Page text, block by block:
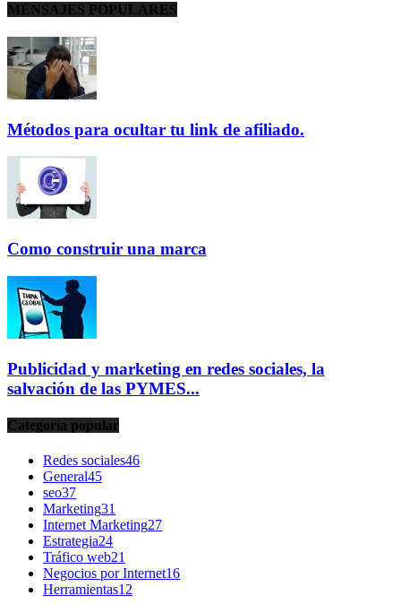
MENSAJES POPULARES
Métodos para ocultar tu link de afiliado.
Como construir una marca
Publicidad y marketing en redes sociales, la
salvación de las PYMES...
Categoría popular
Redes sociales46
General45
seo37
Marketing31
Internet Marketing27
Estrategia24
Tráfico web21
Negocios por Internet16
Herramientas12